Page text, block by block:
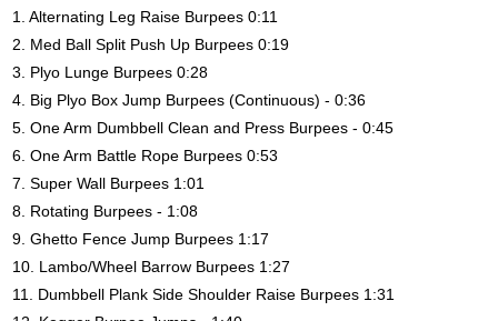
1. Alternating Leg Raise Burpees 0:11
2. Med Ball Split Push Up Burpees 0:19
3. Plyo Lunge Burpees 0:28
4. Big Plyo Box Jump Burpees (Continuous) - 0:36
5. One Arm Dumbbell Clean and Press Burpees - 0:45
6. One Arm Battle Rope Burpees 0:53
7. Super Wall Burpees 1:01
8. Rotating Burpees - 1:08
9. Ghetto Fence Jump Burpees 1:17
10. Lambo/Wheel Barrow Burpees 1:27
11. Dumbbell Plank Side Shoulder Raise Burpees 1:31